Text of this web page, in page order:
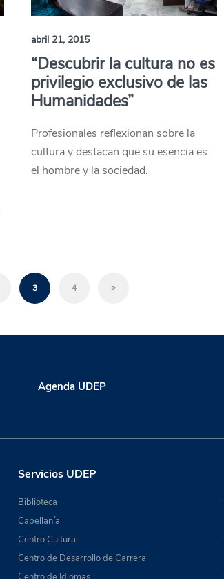
abril 21, 2015
“Descubrir la cultura no es
privilegio exclusivo de las
Humanidades”
Profesionales reflexionan sobre la
cultura y destacan que su esencia es
el hombre y la sociedad.
3 4 >
Agenda UDEP
Servicios UDEP
Biblioteca
Capellanía
Centro Cultural
Centro de Desarrollo de Carrera